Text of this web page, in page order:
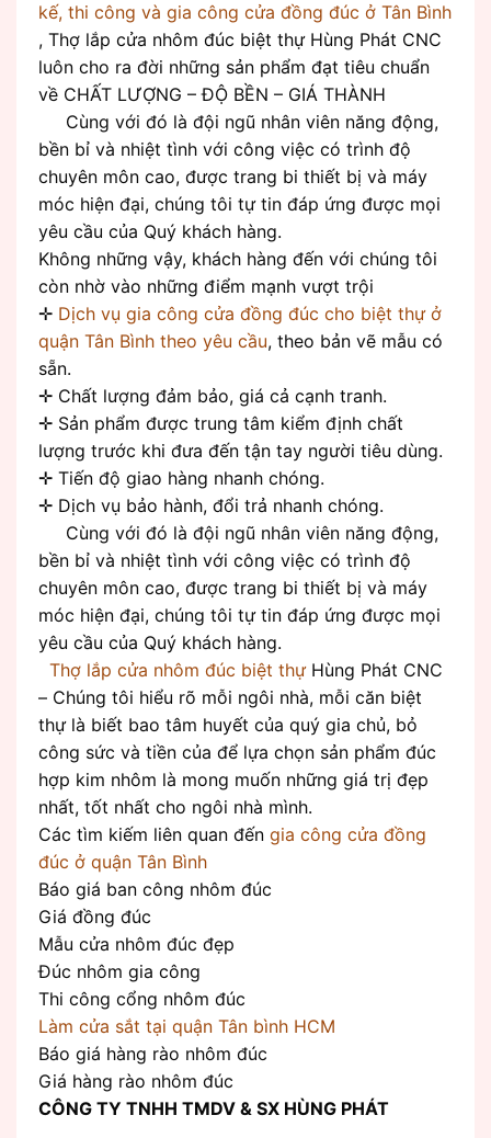
kế, thi công và gia công cửa đồng đúc ở Tân Bình
, Thợ lắp cửa nhôm đúc biệt thự Hùng Phát CNC
luôn cho ra đời những sản phẩm đạt tiêu chuẩn
về CHẤT LƯỢNG – ĐỘ BỀN – GIÁ THÀNH
Cùng với đó là đội ngũ nhân viên năng động,
bền bỉ và nhiệt tình với công việc có trình độ
chuyên môn cao, được trang bi thiết bị và máy
móc hiện đại, chúng tôi tự tin đáp ứng được mọi
yêu cầu của Quý khách hàng.
Không những vậy, khách hàng đến với chúng tôi
còn nhờ vào những điểm mạnh vượt trội
✛ Dịch vụ gia công cửa đồng đúc cho biệt thự ở
quận Tân Bình theo yêu cầu, theo bản vẽ mẫu có
sẵn.
✛ Chất lượng đảm bảo, giá cả cạnh tranh.
✛ Sản phẩm được trung tâm kiểm định chất
lượng trước khi đưa đến tận tay người tiêu dùng.
✛ Tiến độ giao hàng nhanh chóng.
✛ Dịch vụ bảo hành, đổi trả nhanh chóng.
Cùng với đó là đội ngũ nhân viên năng động,
bền bỉ và nhiệt tình với công việc có trình độ
chuyên môn cao, được trang bi thiết bị và máy
móc hiện đại, chúng tôi tự tin đáp ứng được mọi
yêu cầu của Quý khách hàng.
Thợ lắp cửa nhôm đúc biệt thựHùng Phát CNC
– Chúng tôi hiểu rõ mỗi ngôi nhà, mỗi căn biệt
thự là biết bao tâm huyết của quý gia chủ, bỏ
công sức và tiền của để lựa chọn sản phẩm đúc
hợp kim nhôm là mong muốn những giá trị đẹp
nhất, tốt nhất cho ngôi nhà mình.
Các tìm kiếm liên quan đến gia công cửa đồng
đúc ở quận Tân Bình
Báo giá ban công nhôm đúc
Giá đồng đúc
Mẫu cửa nhôm đúc đẹp
Đúc nhôm gia công
Thi công cổng nhôm đúc
Làm cửa sắt tại quận Tân bình HCM
Báo giá hàng rào nhôm đúc
Giá hàng rào nhôm đúc
CÔNG TY TNHH TMDV & SX HÙNG PHÁT